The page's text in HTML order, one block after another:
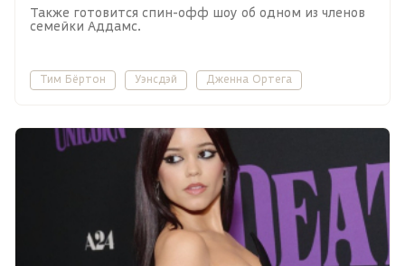
Также готовится спин-офф шоу об одном из членов
семейки Аддамс.
Тим Бёртон Уэнсдэй Дженна Ортега